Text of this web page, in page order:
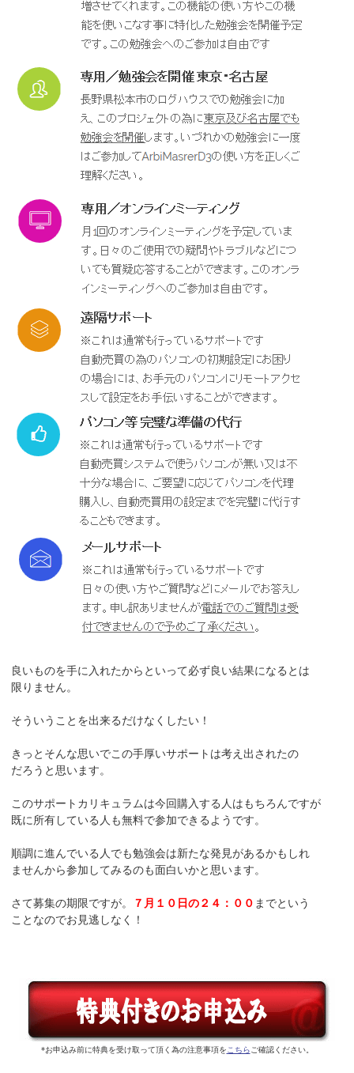
良いものを手に入れたからといって必ず良い結果になるとは
限りません。
そういうことを出来るだけなくしたい！
きっとそんな思いでこの手厚いサポートは考え出されたの
だろうと思います。
このサポートカリキュラムは今回購入する人はもちろんですが
既に所有している人も無料で参加できるようです。
順調に進んでいる人でも勉強会は新たな発見があるかもしれ
ませんから参加してみるのも面白いかと思います。
さて募集の期限ですが。 ７月１０日の２４：００ までという
ことなのでお見逃しなく！
*お申込み前に特典を受け取って頂く為の注意事項を こちら ご確認ください。